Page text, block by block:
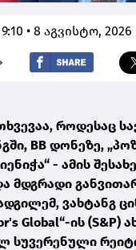
9:10 • 8 აგვისტო, 2026
როდესაც
BB დონეზე,
- ამის
მდგრადი
ვახტანგ
Global“-ის (S&P)
სუვერენული